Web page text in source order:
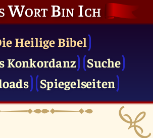
Wort Bin Ich
Heilige Bibel
Konkordanz
Suche
Spiegelseiten